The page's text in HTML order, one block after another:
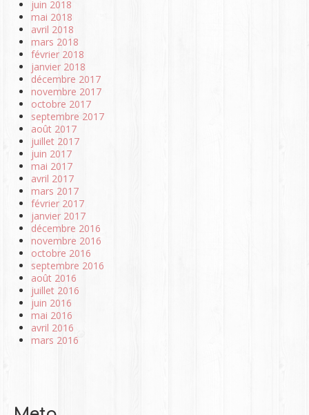
juin 2018
mai 2018
avril 2018
mars 2018
février 2018
janvier 2018
décembre 2017
novembre 2017
octobre 2017
septembre 2017
août 2017
juillet 2017
juin 2017
mai 2017
avril 2017
mars 2017
février 2017
janvier 2017
décembre 2016
novembre 2016
octobre 2016
septembre 2016
août 2016
juillet 2016
juin 2016
mai 2016
avril 2016
mars 2016